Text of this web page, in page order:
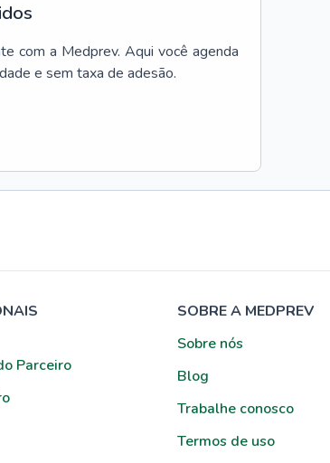
com a Medprev. Aqui você agenda
e sem taxa de adesão.
Parceiro
SOBRE A MEDPREV
Sobre nós
Blog
Trabalhe conosco
Termos de uso